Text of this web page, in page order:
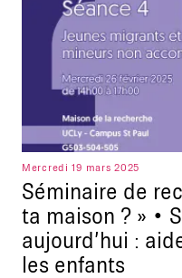
Mercredi 19 mars 2025
Séminaire de
ta maison ? » •
aujourd’hui :
les enfants